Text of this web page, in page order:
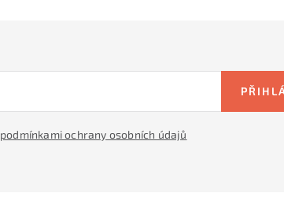
podmínkami ochrany osobních údajů